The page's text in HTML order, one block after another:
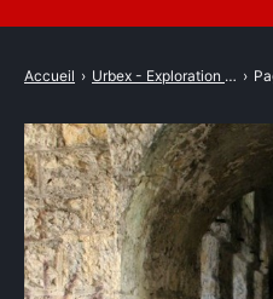
Accueil › Urbex - Exploration Urbaine ›